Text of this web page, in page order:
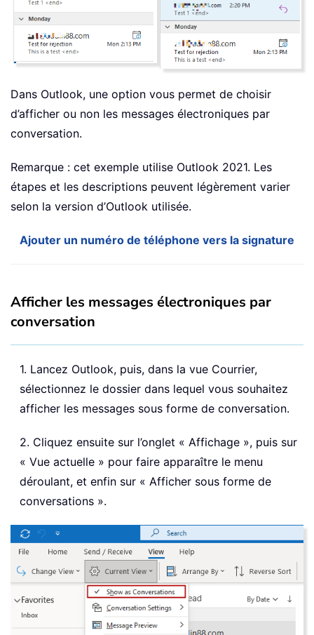
Dans Outlook, une option vous permet de choisir
d’afficher ou non les messages électroniques par
conversation.
Remarque : cet exemple utilise Outlook 2021. Les
étapes et les descriptions peuvent légèrement varier
selon la version d’Outlook utilisée.
Ajouter un numéro de téléphone vers la signature
Afficher les messages électroniques par
conversation
1. Lancez Outlook, puis, dans la vue Courrier,
sélectionnez le dossier dans lequel vous souhaitez
afficher les messages sous forme de conversation.
2. Cliquez ensuite sur l’onglet « Affichage », puis sur
« Vue actuelle » pour faire apparaître le menu
déroulant, et enfin sur « Afficher sous forme de
conversations ».